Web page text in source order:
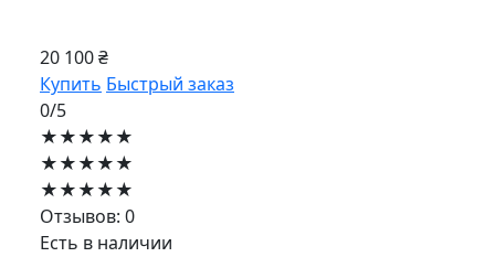
20 100 ₴
Купить Быстрый заказ
0/5
★★★★★
★★★★★
★★★★★
Отзывов: 0
Есть в наличии